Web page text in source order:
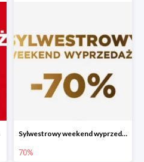
Sylwestrowy weekend wyprzedaży do -70%
70%